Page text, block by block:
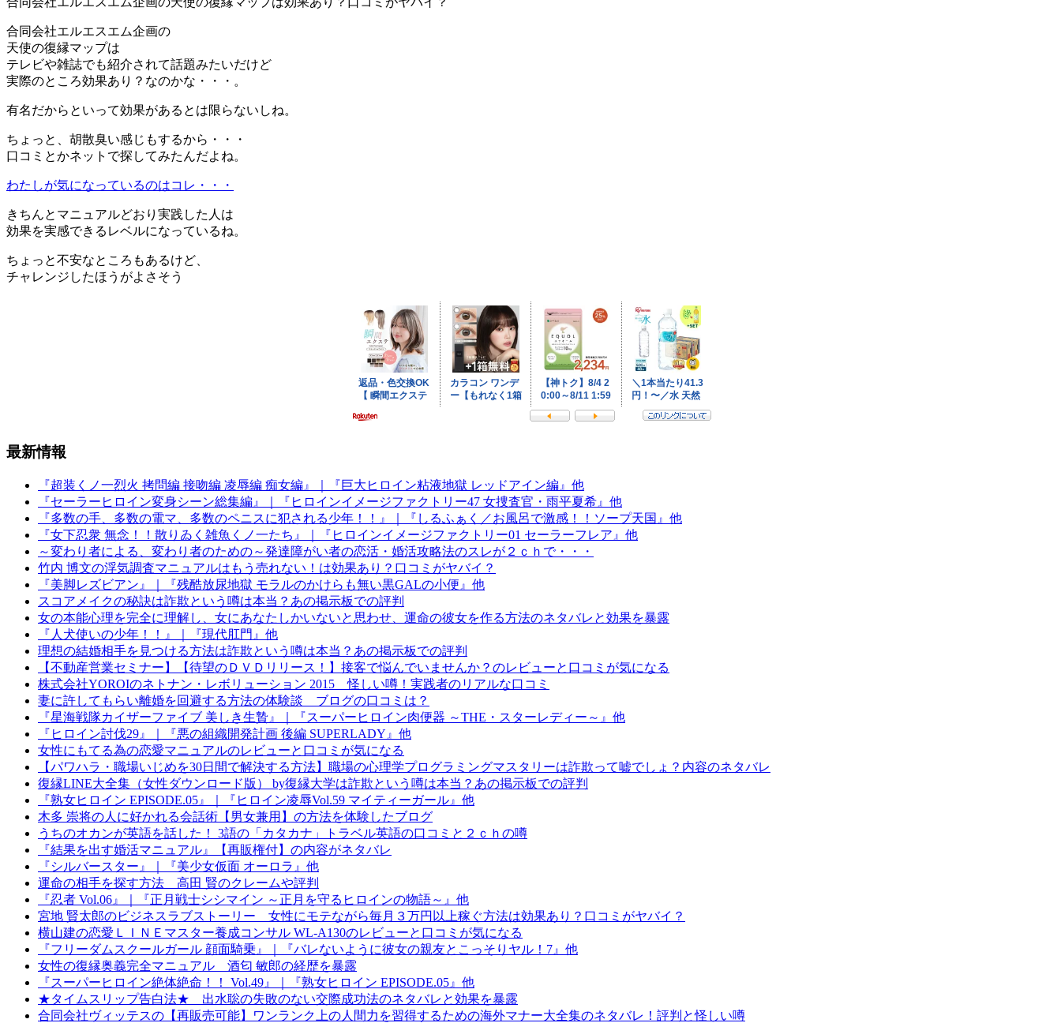
合同会社エルエスエム企画の
天使の復縁マップは
テレビや雑誌でも紹介されて話題みたいだけど
実際のところ効果あり？なのかな・・・。
有名だからといって効果があるとは限らないしね。
ちょっと、胡散臭い感じもするから・・・
口コミとかネットで探してみたんだよね。
わたしが気になっているのはコレ・・・
きちんとマニュアルどおり実践した人は
効果を実感できるレベルになっているね。
ちょっと不安なところもあるけど、
チャレンジしたほうがよさそう
最新情報
『超装くノ一烈火 拷問編 接吻編 凌辱編 痴女編』｜『巨大ヒロイン粘液地獄 レッドアイン編』他
『セーラーヒロイン変身シーン総集編』｜『ヒロインイメージファクトリー47 女捜査官・雨平夏希』他
『多数の手、多数の電マ、多数のペニスに犯される少年！！』｜『しるふぁく／お風呂で激感！！ソープ天国』他
『女下忍衆 無念！！散りゐく雑魚くノ一たち』｜『ヒロインイメージファクトリー01 セーラーフレア』他
～変わり者による、変わり者のための～発達障がい者の恋活・婚活攻略法のスレが２ｃｈで・・・
竹内 博文の浮気調査マニュアルはもう売れない！は効果あり？口コミがヤバイ？
『美脚レズビアン』｜『残酷放尿地獄 モラルのかけらも無い黒GALの小便』他
スコアメイクの秘訣は詐欺という噂は本当？あの掲示板での評判
女の本能心理を完全に理解し、女にあなたしかいないと思わせ、運命の彼女を作る方法のネタバレと効果を暴露
『人犬使いの少年！！』｜『現代肛門』他
理想の結婚相手を見つける方法は詐欺という噂は本当？あの掲示板での評判
【不動産営業セミナー】【待望のＤＶＤリリース！】接客で悩んでいませんか？のレビューと口コミが気になる
株式会社YOROIのネトナン・レボリューション 2015 怪しい噂！実践者のリアルな口コミ
妻に許してもらい離婚を回避する方法の体験談 ブログの口コミは？
『星海戦隊カイザーファイブ 美しき生贄』｜『スーパーヒロイン肉便器 ～THE・スターレディー～』他
『ヒロイン討伐29』｜『悪の組織開発計画 後編 SUPERLADY』他
女性にもてる為の恋愛マニュアルのレビューと口コミが気になる
【パワハラ・職場いじめを30日間で解決する方法】職場の心理学プログラミングマスタリーは詐欺って嘘でしょ？内容のネタバレ
復縁LINE大全集（女性ダウンロード版） by復縁大学は詐欺という噂は本当？あの掲示板での評判
『熟女ヒロイン EPISODE.05』｜『ヒロイン凌辱Vol.59 マイティーガール』他
木多 崇将の人に好かれる会話術【男女兼用】の方法を体験したブログ
うちのオカンが英語を話した！ 3語の「カタカナ」トラベル英語の口コミと２ｃｈの噂
『結果を出す婚活マニュアル』【再販権付】の内容がネタバレ
『シルバースター』｜『美少女仮面 オーロラ』他
運命の相手を探す方法 高田 賢のクレームや評判
『忍者 Vol.06』｜『正月戦士シシマイン ～正月を守るヒロインの物語～』他
宮地 賢太郎のビジネスラブストーリー 女性にモテながら毎月３万円以上稼ぐ方法は効果あり？口コミがヤバイ？
横山建の恋愛ＬＩＮＥマスター養成コンサル WL-A130のレビューと口コミが気になる
『フリーダムスクールガール 顔面騎乗』｜『バレないように彼女の親友とこっそりヤル！7』他
女性の復縁奥義完全マニュアル 酒匂 敏郎の経歴を暴露
『スーパーヒロイン絶体絶命！！ Vol.49』｜『熟女ヒロイン EPISODE.05』他
★タイムスリップ告白法★ 出水聡の失敗のない交際成功法のネタバレと効果を暴露
合同会社ヴィッテスの【再販売可能】ワンランク上の人間力を習得するための海外マナー大全集のネタバレ！評判と怪しい噂